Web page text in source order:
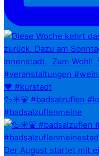
🦆☀️⛲ #badsalzuflen
#badsalzuflenmeine
Der August startet mit